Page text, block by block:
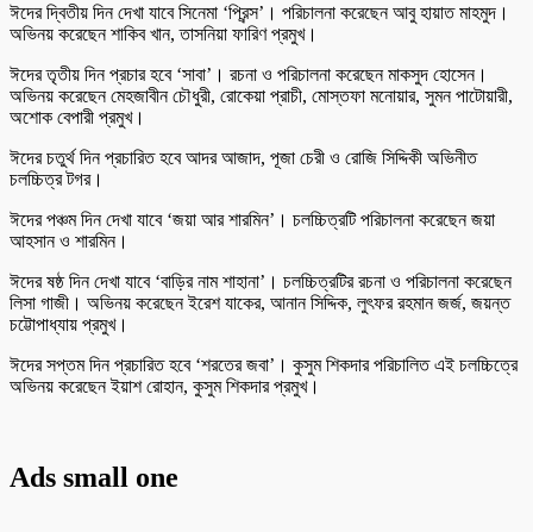
ঈদের দ্বিতীয় দিন দেখা যাবে সিনেমা ‘প্রিন্স’। পরিচালনা করেছেন আবু হায়াত মাহমুদ।
অভিনয় করেছেন শাকিব খান, তাসনিয়া ফারিণ প্রমুখ।
ঈদের তৃতীয় দিন প্রচার হবে ‘সাবা’। রচনা ও পরিচালনা করেছেন মাকসুদ হোসেন।
অভিনয় করেছেন মেহজাবীন চৌধুরী, রোকেয়া প্রাচী, মোস্তফা মনোয়ার, সুমন পাটোয়ারী,
অশোক বেপারী প্রমুখ।
ঈদের চতুর্থ দিন প্রচারিত হবে আদর আজাদ, পূজা চেরী ও রোজি সিদ্দিকী অভিনীত
চলচ্চিত্র টগর।
ঈদের পঞ্চম দিন দেখা যাবে ‘জয়া আর শারমিন’। চলচ্চিত্রটি পরিচালনা করেছেন জয়া
আহসান ও শারমিন।
ঈদের ষষ্ঠ দিন দেখা যাবে ‘বাড়ির নাম শাহানা’। চলচ্চিত্রটির রচনা ও পরিচালনা করেছেন
লিসা গাজী। অভিনয় করেছেন ইরেশ যাকের, আনান সিদ্দিক, লুৎফর রহমান জর্জ, জয়ন্ত
চট্টোপাধ্যায় প্রমুখ।
ঈদের সপ্তম দিন প্রচারিত হবে ‘শরতের জবা’। কুসুম শিকদার পরিচালিত এই চলচ্চিত্রে
অভিনয় করেছেন ইয়াশ রোহান, কুসুম শিকদার প্রমুখ।
Ads small one